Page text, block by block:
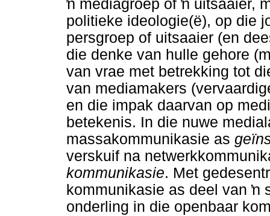
ŉ mediagroep of ŉ uitsaaier,
politieke ideologie(ë), op die
persgroep of uitsaaier (en
die denke van hulle gehore
van vrae met betrekking tot
van mediamakers
en die impak daarvan op
betekenis. In die nuwe
massakommunikasie as
verskuif na
kommunikasie. Met
kommunikasie as deel van ŉ
onderling in die openbaar